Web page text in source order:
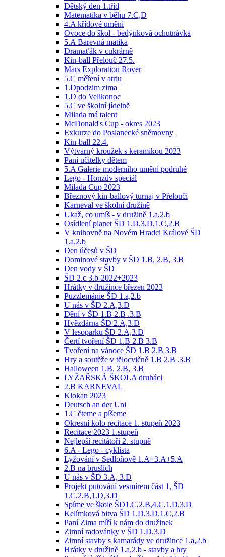
Dětský den 1.tříd
Matematika v běhu 7.C,D
4.A křídové umění
Ovoce do škol - bedýnková ochutnávka
5.A Barevná matika
Dramaťák v cukrárně
Kin-ball Přelouč 27.5.
Mars Exploration Rover
5.C měření v atriu
1.Dpodzim zima
1.D do Velikonoc
5.C ve školní jídelně
Milada má talent
McDonald's Cup - okres 2023
Exkurze do Poslanecké sněmovny
Kin-ball 22.4.
Výtvarný kroužek s keramikou 2023
Paní učitelky dětem
5.A Galerie moderního umění podruhé
Lego - Honzův speciál
Milada Cup 2023
Březnový kin-ballový turnaj v Přelouči
Karneval ve školní družině
Ukaž, co umíš - v družině 1.a,2.b
Osídlení planet ŠD 1.D,3.D,1.C,2.B
V knihovně na Novém Hradci Králové ŠD
1.a,2.b
Den účesů v ŠD
Dominové stavby v ŠD 1.B, 2.B, 3.B
Den vody v ŠD
ŠD 2.c 3.b-2022+2023
Hrátky v družince březen 2023
Puzzlemánie ŠD 1.a,2.b
U nás v ŠD 2.A,3.D
Dění v ŠD 1.B 2.B .3.B
Hvězdárna ŠD 2.A,3.D
V lesoparku ŠD 2.A,3.D
Čertí tvoření ŠD 1.B 2.B 3.B
Tvoření na vánoce ŠD 1.B 2.B 3.B
Hry a soutěže v tělocvičně 1.B 2.B .3.B
Halloween 1.B, 2.B, 3.B
LYŽAŘSKÁ ŠKOLA druháci
2.B KARNEVAL
Klokan 2023
Deutsch an der Uni
1.C čteme a píšeme
Okresní kolo recitace 1. stupeň 2023
Recitace 2023 1.stupeň
Nejlepší recitátoři 2. stupně
6.A - Lego - cyklista
Lyžování v Sedloňově 1.A+3.A+5.A
2.B na bruslích
U nás v ŠD 3.A, 3.D
Projekt putování vesmírem část 1, ŠD
1.C,2.B,1.D,3.D
Spíme ve škole ŠD1.C,2.B,4.C,1.D,3.D
Kelímková bitva ŠD 1.D,3.D,1.C,2.B
Paní Zima míří k nám do družinek
Zimní radovánky v ŠD 1.D,3.D
Zimní stavby s kamarády ve družince 1.a,2.b
Hrátky v družině 1.a,2.b - stavby a hry